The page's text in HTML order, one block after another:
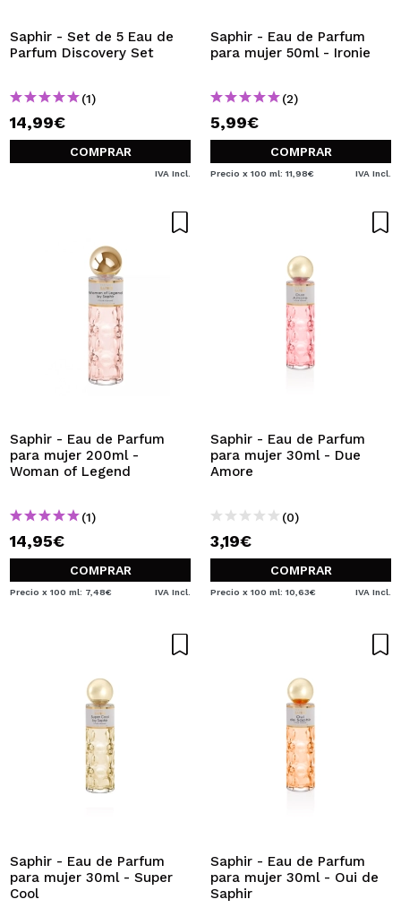
Saphir - Set de 5 Eau de
Parfum Discovery Set
(1)
14,99€
COMPRAR
IVA Incl.
Saphir - Eau de Parfum
para mujer 50ml - Ironie
(2)
5,99€
COMPRAR
Precio x 100 ml: 11,98€ IVA Incl.
Saphir - Eau de Parfum
para mujer 200ml -
Woman of Legend
(1)
14,95€
COMPRAR
Precio x 100 ml: 7,48€ IVA Incl.
Saphir - Eau de Parfum
para mujer 30ml - Due
Amore
(0)
3,19€
COMPRAR
Precio x 100 ml: 10,63€ IVA Incl.
Saphir - Eau de Parfum
para mujer 30ml - Super
Cool
Saphir - Eau de Parfum
para mujer 30ml - Oui de
Saphir